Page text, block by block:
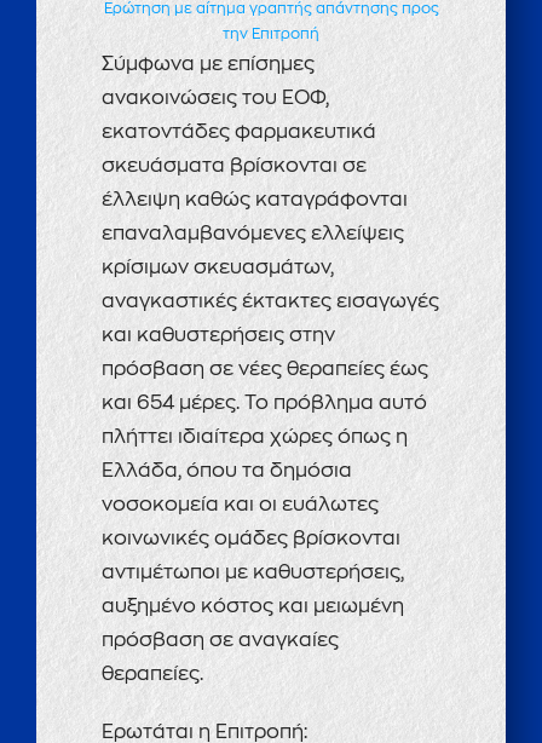
Ερώτηση με αίτημα γραπτής απάντησης προς
την Επιτροπή
Σύμφωνα με επίσημες
ανακοινώσεις του ΕΟΦ,
εκατοντάδες φαρμακευτικά
σκευάσματα βρίσκονται σε
έλλειψη καθώς καταγράφονται
επαναλαμβανόμενες ελλείψεις
κρίσιμων σκευασμάτων,
αναγκαστικές έκτακτες εισαγωγές
και καθυστερήσεις στην
πρόσβαση σε νέες θεραπείες έως
και 654 μέρες. Το πρόβλημα αυτό
πλήττει ιδιαίτερα χώρες όπως η
Ελλάδα, όπου τα δημόσια
νοσοκομεία και οι ευάλωτες
κοινωνικές ομάδες βρίσκονται
αντιμέτωποι με καθυστερήσεις,
αυξημένο κόστος και μειωμένη
πρόσβαση σε αναγκαίες
θεραπείες.
Ερωτάται η Επιτροπή: